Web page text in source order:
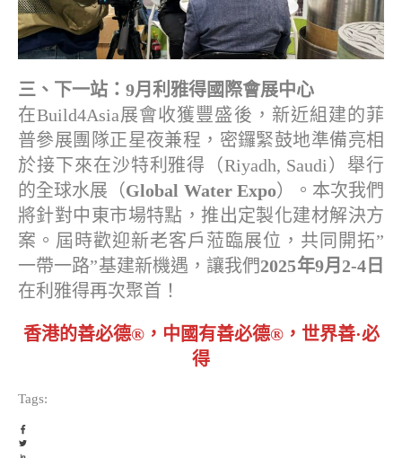
三、下一站：9月利雅得國際會展中心
在Build4Asia展會收獲豐盛後，新近組建的菲
普參展團隊正星夜兼程，密鑼緊鼓地準備亮相
於接下來在沙特利雅得（Riyadh, Saudi）舉行
的全球水展（Global Water Expo）。本次我們
將針對中東市場特點，推出定製化建材解決方
案。屆時歡迎新老客戶蒞臨展位，共同開拓”
一帶一路”基建新機遇，讓我們2025年9月2-4日
在利雅得再次聚首！
香港的善必德®，中國有善必德®，世界善·必
得
Tags: